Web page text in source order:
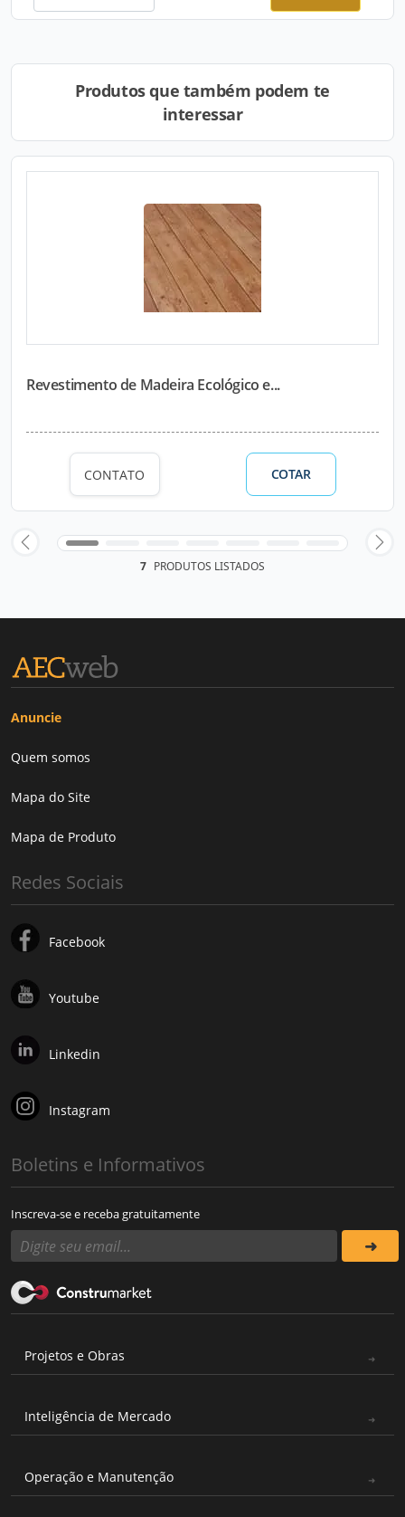
Produtos que também podem te
interessar
Revestimento de Madeira Ecológico e...
CONTATO COTAR
7 PRODUTOS LISTADOS
Anuncie
Quem somos
Mapa do Site
Mapa de Produto
Redes Sociais
Facebook
Youtube
Linkedin
Instagram
Boletins e Informativos
Inscreva-se e receba gratuitamente
Projetos e Obras
Inteligência de Mercado
Operação e Manutenção